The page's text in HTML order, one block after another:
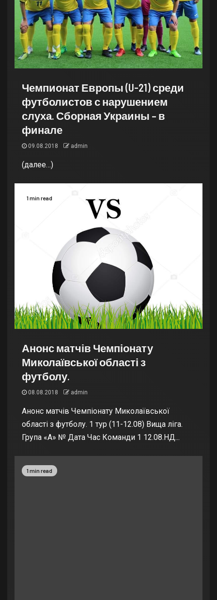
Чемпионат Европы (U-21) среди
футболистов с нарушением
слуха. Сборная Украины – в
финале
09.08.2018 admin
(далее…)
1 min read
Анонс матчів Чемпіонату
Миколаївської області з
футболу.
08.08.2018 admin
Анонс матчів Чемпіонату Миколаївської
області з футболу. 1 тур (11-12.08) Вища ліга.
Група «А» № Дата Час Команди 1 12.08.НД...
1 min read